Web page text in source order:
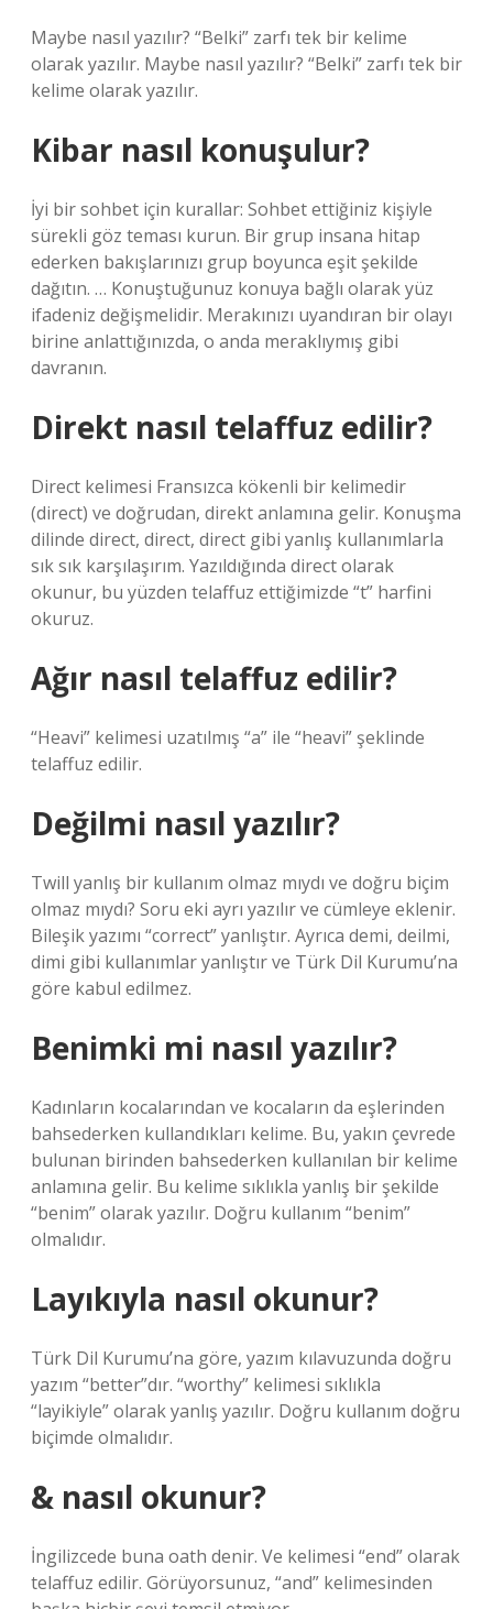
Maybe nasıl yazılır? “Belki” zarfı tek bir kelime
olarak yazılır. Maybe nasıl yazılır? “Belki” zarfı tek bir
kelime olarak yazılır.
Kibar nasıl konuşulur?
İyi bir sohbet için kurallar: Sohbet ettiğiniz kişiyle
sürekli göz teması kurun. Bir grup insana hitap
ederken bakışlarınızı grup boyunca eşit şekilde
dağıtın. … Konuştuğunuz konuya bağlı olarak yüz
ifadeniz değişmelidir. Merakınızı uyandıran bir olayı
birine anlattığınızda, o anda meraklıymış gibi
davranın.
Direkt nasıl telaffuz edilir?
Direct kelimesi Fransızca kökenli bir kelimedir
(direct) ve doğrudan, direkt anlamına gelir. Konuşma
dilinde direct, direct, direct gibi yanlış kullanımlarla
sık sık karşılaşırım. Yazıldığında direct olarak
okunur, bu yüzden telaffuz ettiğimizde “t” harfini
okuruz.
Ağır nasıl telaffuz edilir?
“Heavi” kelimesi uzatılmış “a” ile “heavi” şeklinde
telaffuz edilir.
Değilmi nasıl yazılır?
Twill yanlış bir kullanım olmaz mıydı ve doğru biçim
olmaz mıydı? Soru eki ayrı yazılır ve cümleye eklenir.
Bileşik yazımı “correct” yanlıştır. Ayrıca demi, deilmi,
dimi gibi kullanımlar yanlıştır ve Türk Dil Kurumu’na
göre kabul edilmez.
Benimki mi nasıl yazılır?
Kadınların kocalarından ve kocaların da eşlerinden
bahsederken kullandıkları kelime. Bu, yakın çevrede
bulunan birinden bahsederken kullanılan bir kelime
anlamına gelir. Bu kelime sıklıkla yanlış bir şekilde
“benim” olarak yazılır. Doğru kullanım “benim”
olmalıdır.
Layıkıyla nasıl okunur?
Türk Dil Kurumu’na göre, yazım kılavuzunda doğru
yazım “better”dır. “worthy” kelimesi sıklıkla
“layikiyle” olarak yanlış yazılır. Doğru kullanım doğru
biçimde olmalıdır.
& nasıl okunur?
İngilizcede buna oath denir. Ve kelimesi “end” olarak
telaffuz edilir. Görüyorsunuz, “and” kelimesinden